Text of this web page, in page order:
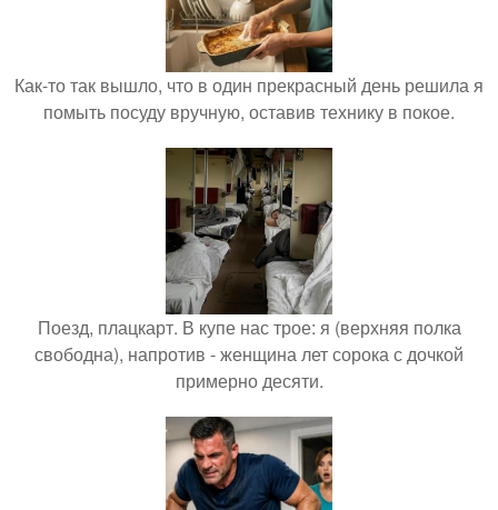
Как-то так вышло, что в один прекрасный день решила я
помыть посуду вручную, оставив технику в покое.
Поезд, плацкарт. В купе нас трое: я (верхняя полка
свободна), напротив - женщина лет сорока с дочкой
примерно десяти.